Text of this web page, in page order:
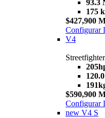
93.3
175
$427,900
Configurar
V4
$590,900
Configurar
new V4 S